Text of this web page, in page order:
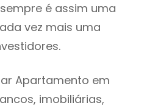
é assim uma
vez mais uma
Apartamento em
imobiliárias,